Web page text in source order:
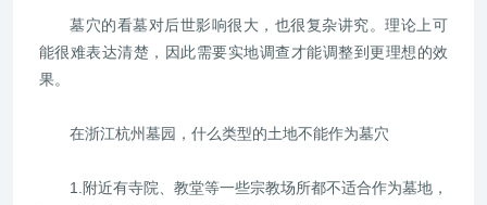
墓穴的看墓对后世影响很大，也很复杂讲究。理论上可
能很难表达清楚，因此需要实地调查才能调整到更理想的效
果。
在浙江杭州墓园，什么类型的土地不能作为墓穴
1.附近有寺院、教堂等一些宗教场所都不适合作为墓地，